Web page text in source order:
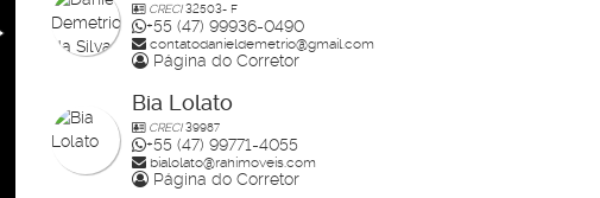
CRECI32503- F
+55 (47) 99936-0490
contatodanieldemetrio@gmail.com
Página do Corretor
Bia Lolato
CRECI39987
+55 (47) 99771-4055
bialolato@rahimoveis.com
Página do Corretor